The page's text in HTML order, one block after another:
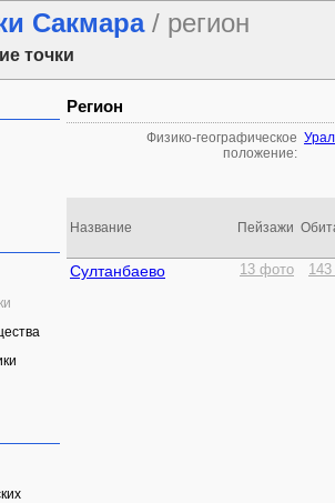
Сакмара/ регион
точки
Регион
Физико-географическое
положение:
Урал
Название Пейзажи
Султанбаево 13 фото